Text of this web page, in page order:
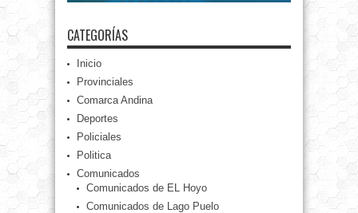
CATEGORÍAS
Inicio
Provinciales
Comarca Andina
Deportes
Policiales
Politica
Comunicados
Comunicados de EL Hoyo
Comunicados de Lago Puelo